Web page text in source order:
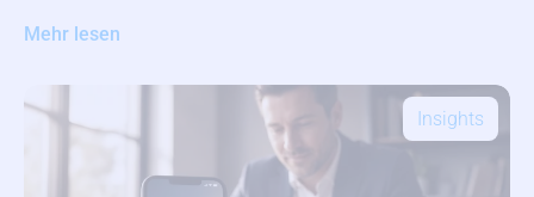
Mehr lesen
Insights